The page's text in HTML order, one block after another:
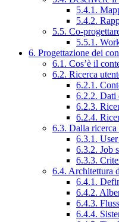
5.4.1.
5.4.2.
5.5. Co-
5.5.1.
6. Progettazione dei
6.1. Cos’è il
6.2. Ricerca
6.2.1.
6.2.2. Dati
6.2.3.
6.2.4.
6.3. Dalla
6.3.1.
6.3.2. Job
6.3.3.
6.4. Architettura
6.4.1.
6.4.2.
6.4.3.
6.4.4.